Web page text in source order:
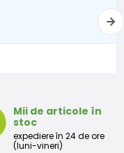
Mii de articole în
stoc
expediere în 24 de ore
(luni-vineri)